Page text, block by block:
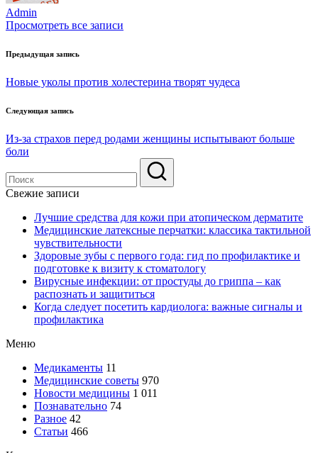
Admin
Просмотреть все записи
Навигация
по
Предыдущая запись
Новые уколы против холестерина творят чудеса
Следующая запись
Из-за страхов перед родами женщины испытывают больше
боли
Свежие записи
Лучшие средства для кожи при атопическом дерматите
Медицинские латексные перчатки: классика тактильной
чувствительности
Здоровые зубы с первого года: гид по профилактике и
подготовке к визиту к стоматологу
Вирусные инфекции: от простуды до гриппа – как
распознать и защититься
Когда следует посетить кардиолога: важные сигналы и
профилактика
Меню
Медикаменты 11
Медицинские советы 970
Новости медицины 1 011
Познавательно 74
Разное 42
Статьи 466